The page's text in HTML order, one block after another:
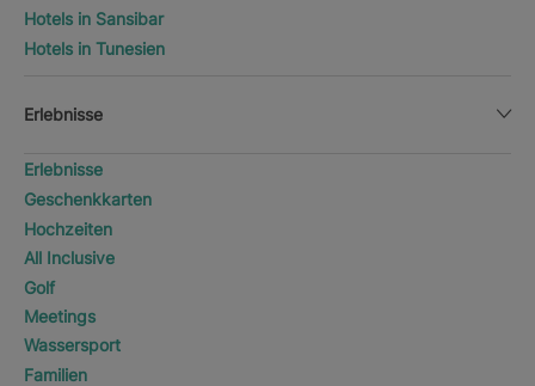
Hotels in Sansibar
Hotels in Tunesien
Erlebnisse
Erlebnisse
Geschenkkarten
Hochzeiten
All Inclusive
Golf
Meetings
Wassersport
Familien